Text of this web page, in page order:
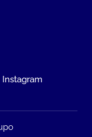
Instagram